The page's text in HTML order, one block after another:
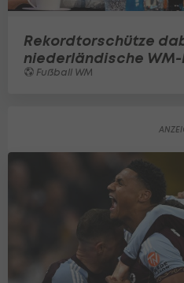
Rekordtorschütze
niederländische
Fußball WM